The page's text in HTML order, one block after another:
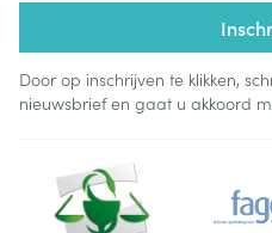
Door op inschrijven te klikken,
nieuwsbrief en gaat u akkoord